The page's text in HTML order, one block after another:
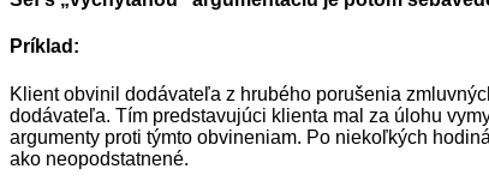
Príklad:
Klient obvinil dodávateľa z hrubého porušenia
dodávateľa. Tím predstavujúci klienta mal za úlohu
argumenty proti týmto obvineniam. Po niekoľkých
ako neopodstatnené.